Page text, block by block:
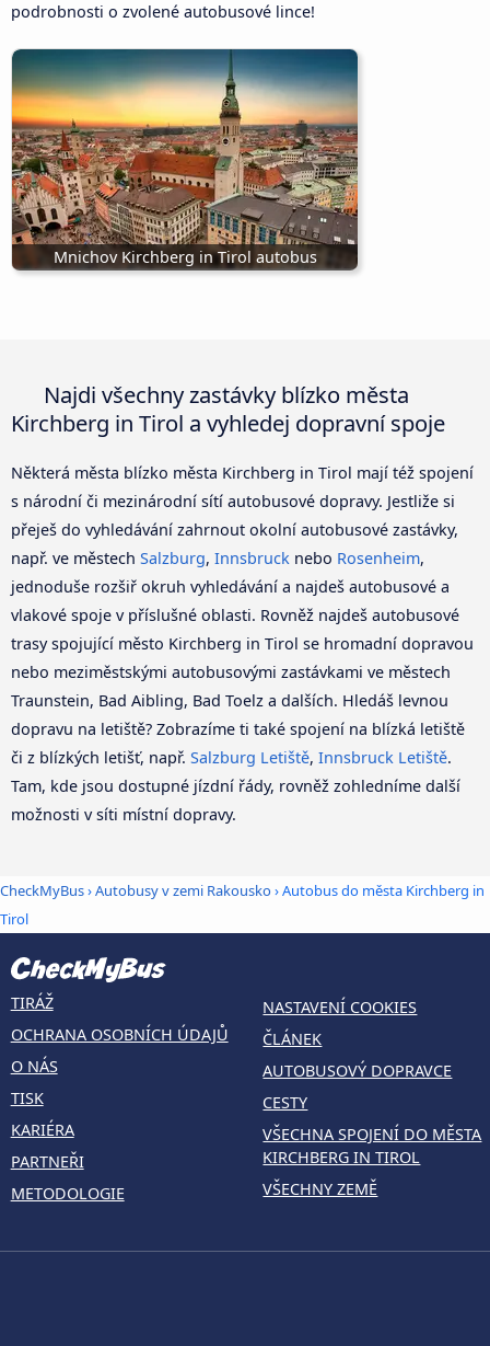
podrobnosti o zvolené autobusové lince!
Mnichov Kirchberg in Tirol autobus
Najdi všechny zastávky blízko města
Kirchberg in Tirol a vyhledej dopravní spoje
Některá města blízko města Kirchberg in Tirol mají též spojení
s národní či mezinárodní sítí autobusové dopravy. Jestliže si
přeješ do vyhledávání zahrnout okolní autobusové zastávky,
např. ve městech Salzburg, Innsbruck nebo Rosenheim,
jednoduše rozšiř okruh vyhledávání a najdeš autobusové a
vlakové spoje v příslušné oblasti. Rovněž najdeš autobusové
trasy spojující město Kirchberg in Tirol se hromadní dopravou
nebo meziměstskými autobusovými zastávkami ve městech
Traunstein, Bad Aibling, Bad Toelz a dalších. Hledáš levnou
dopravu na letiště? Zobrazíme ti také spojení na blízká letiště
či z blízkých letišť, např. Salzburg Letiště, Innsbruck Letiště.
Tam, kde jsou dostupné jízdní řády, rovněž zohledníme další
možnosti v síti místní dopravy.
CheckMyBus›Autobusy v zemi Rakousko› Autobus do města Kirchberg in
Tirol
TIRÁŽ
OCHRANA OSOBNÍCH ÚDAJŮ
O NÁS
TISK
KARIÉRA
PARTNEŘI
METODOLOGIE
NASTAVENÍ COOKIES
ČLÁNEK
AUTOBUSOVÝ DOPRAVCE
CESTY
VŠECHNA SPOJENÍ DO MĚSTA
KIRCHBERG IN TIROL
VŠECHNY ZEMĚ